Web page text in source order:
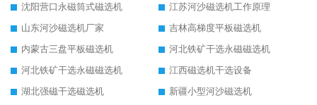
沈阳营口永磁筒式磁选机
江苏河沙磁选机工作原理
山东河沙磁选机厂家
吉林高梯度平板磁选机
内蒙古三盘平板磁选机
河北铁矿干选永磁磁选机
河北铁矿干选永磁磁选机
江西磁选机干选设备
湖北强磁干选磁选机
新疆小型河沙磁选机